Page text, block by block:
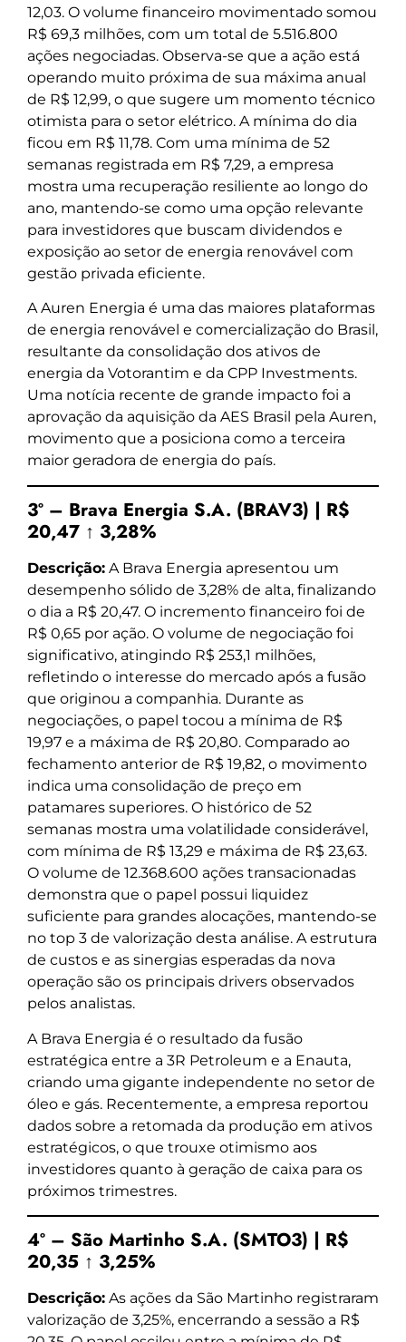
12,03. O volume financeiro movimentado somou
R$ 69,3 milhões, com um total de 5.516.800
ações negociadas. Observa-se que a ação está
operando muito próxima de sua máxima anual
de R$ 12,99, o que sugere um momento técnico
otimista para o setor elétrico. A mínima do dia
ficou em R$ 11,78. Com uma mínima de 52
semanas registrada em R$ 7,29, a empresa
mostra uma recuperação resiliente ao longo do
ano, mantendo-se como uma opção relevante
para investidores que buscam dividendos e
exposição ao setor de energia renovável com
gestão privada eficiente.
A Auren Energia é uma das maiores plataformas
de energia renovável e comercialização do Brasil,
resultante da consolidação dos ativos de
energia da Votorantim e da CPP Investments.
Uma notícia recente de grande impacto foi a
aprovação da aquisição da AES Brasil pela Auren,
movimento que a posiciona como a terceira
maior geradora de energia do país.
3º – Brava Energia S.A. (BRAV3) | R$
20,47 ↑ 3,28%
Descrição: A Brava Energia apresentou um
desempenho sólido de 3,28% de alta, finalizando
o dia a R$ 20,47. O incremento financeiro foi de
R$ 0,65 por ação. O volume de negociação foi
significativo, atingindo R$ 253,1 milhões,
refletindo o interesse do mercado após a fusão
que originou a companhia. Durante as
negociações, o papel tocou a mínima de R$
19,97 e a máxima de R$ 20,80. Comparado ao
fechamento anterior de R$ 19,82, o movimento
indica uma consolidação de preço em
patamares superiores. O histórico de 52
semanas mostra uma volatilidade considerável,
com mínima de R$ 13,29 e máxima de R$ 23,63.
O volume de 12.368.600 ações transacionadas
demonstra que o papel possui liquidez
suficiente para grandes alocações, mantendo-se
no top 3 de valorização desta análise. A estrutura
de custos e as sinergias esperadas da nova
operação são os principais drivers observados
pelos analistas.
A Brava Energia é o resultado da fusão
estratégica entre a 3R Petroleum e a Enauta,
criando uma gigante independente no setor de
óleo e gás. Recentemente, a empresa reportou
dados sobre a retomada da produção em ativos
estratégicos, o que trouxe otimismo aos
investidores quanto à geração de caixa para os
próximos trimestres.
4º – São Martinho S.A. (SMTO3) | R$
20,35 ↑ 3,25%
Descrição: As ações da São Martinho registraram
valorização de 3,25%, encerrando a sessão a R$